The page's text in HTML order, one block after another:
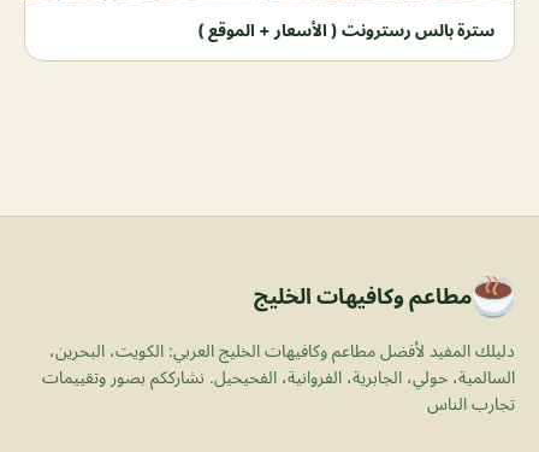
سترة بالس رسترونت ( الأسعار + الموقع )
مطاعم وكافيهات الخليج
دليلك المفيد لأفضل مطاعم وكافيهات الخليج العربي: الكويت، البحرين،
السالمية، حولي، الجابرية، الفروانية، الفحيحيل. نشارككم بصور وتقييمات
تجارب الناس